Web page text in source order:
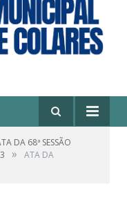
DA 68ª SESSÃO
»
ATA DA